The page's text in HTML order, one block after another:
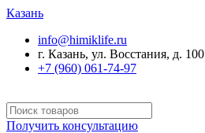
Казань
info@himiklife.ru
г. Казань, ул. Восстания, д. 100
+7 (960) 061-74-97
Получить консультацию